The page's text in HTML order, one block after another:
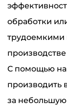
обработки
трудоемкими
С помощью
производить
за небольшую